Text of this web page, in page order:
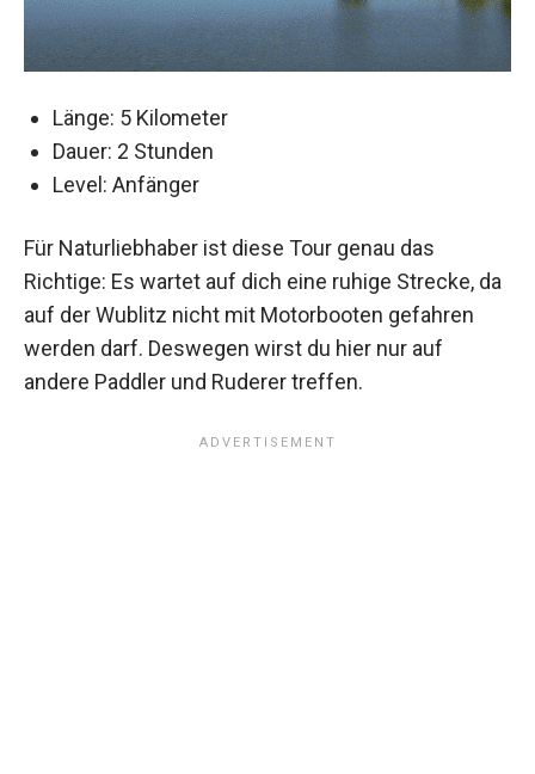
Länge: 5 Kilometer
Dauer: 2 Stunden
Level: Anfänger
Für Naturliebhaber ist diese Tour genau das
Richtige: Es wartet auf dich eine ruhige Strecke, da
auf der Wublitz nicht mit Motorbooten gefahren
werden darf. Deswegen wirst du hier nur auf
andere Paddler und Ruderer treffen.